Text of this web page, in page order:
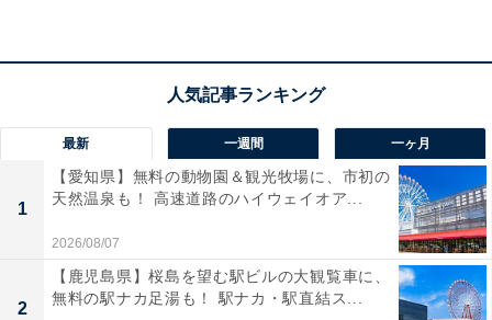
最新 一週間 一ヶ月
1
【愛知県】無料の動物園＆観光牧場に、市初の
天然温泉も！ 高速道路のハイウェイオア...
2026/08/07
2
【鹿児島県】桜島を望む駅ビルの大観覧車に、
無料の駅ナカ足湯も！ 駅ナカ・駅直結ス...